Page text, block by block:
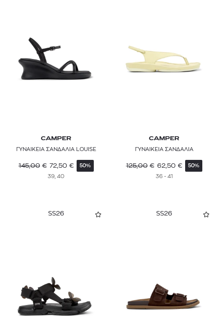
CAMPER
ΓΥΝΑΙΚΕΙΑ ΣΑΝΔΑΛΙΑ LOUISE
145,00 € 72,50 € 50%
39, 40
CAMPER
ΓΥΝΑΙΚΕΙΑ ΣΑΝΔΑΛΙΑ
125,00 € 62,50 € 50%
36 - 41
SS26 SS26